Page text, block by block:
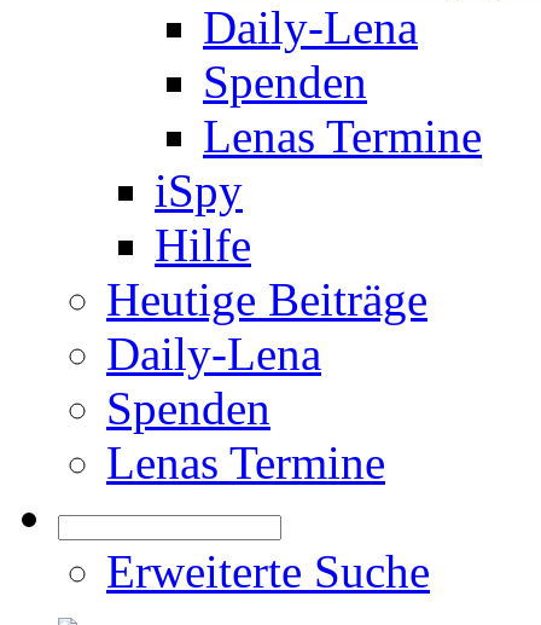
Daily-Lena
Spenden
Lenas Termine
iSpy
Hilfe
Heutige Beiträge
Daily-Lena
Spenden
Lenas Termine
Erweiterte Suche